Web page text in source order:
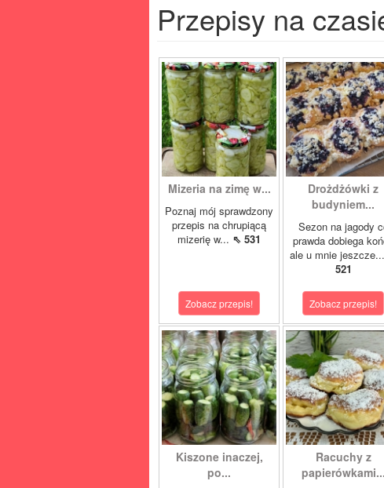
Przepisy na
Mizeria na zimę w...
Poznaj mój sprawdzony
przepis na chrupiącą
mizerię w... ⇖ 531
Zobacz przepis!
Drożdżówki z
budyniem...
Sezon na jagody
prawda dobiega
ale u mnie jeszcze...
521
Zobacz przepis!
Kiszone inaczej,
po...
Racuchy z
papierówkami...